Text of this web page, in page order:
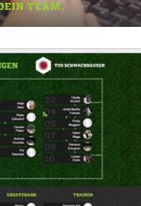
TEAM.